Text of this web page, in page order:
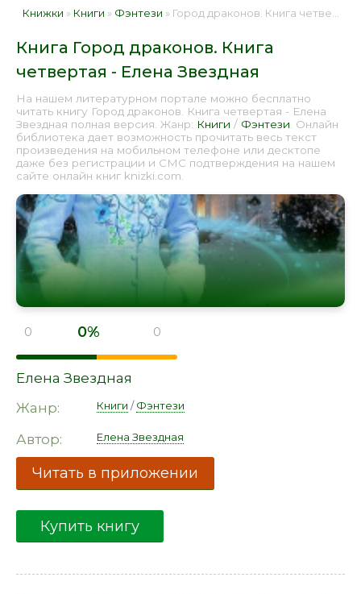
Книжки » Книги » Фэнтези » Город драконов. Книга четвертая - Елена Звездная 📕 - Книга онлайн бесплатно
Книга Город драконов. Книга
четвертая - Елена Звездная
На нашем литературном портале можно бесплатно
читать книгу Город драконов. Книга четвертая - Елена
Звездная полная версия. Жанр: Книги / Фэнтези . Онлайн
библиотека дает возможность прочитать весь текст
произведения на мобильном телефоне или десктопе
даже без регистрации и СМС подтверждения на нашем
сайте онлайн книг knizki.com.
0 0% 0
Елена Звездная
Жанр:
Книги /Фэнтези
Автор: Елена Звездная
Читать в приложении
Купить книгу